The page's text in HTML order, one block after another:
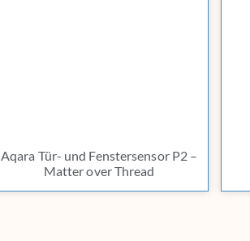
Aqara Tür- und Fenstersensor P2 –
Matter over Thread